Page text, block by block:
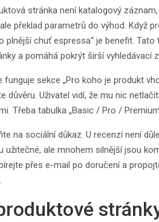
stránka není katalogový
překlad parametrů do výhod. Když
plnější chuť espressa“ je benefit.
a pomáhá pokrýt širší vyhledávací
funguje sekce „Pro koho je produkt
důvěru. Uživatel vidí, že mu nic
Třeba tabulka „Basic / Pro /
na sociální důkaz. U recenzí není
užitečné, ale mnohem silnější jsou
přes e-mail po doručení a